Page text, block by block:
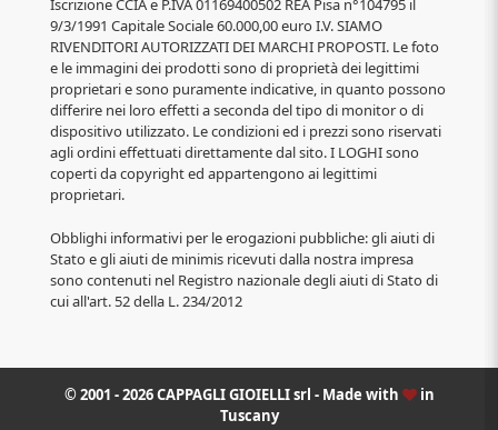
Iscrizione CCIA e P.IVA 01169400502 REA Pisa n°104795 il
9/3/1991 Capitale Sociale 60.000,00 euro I.V. SIAMO
RIVENDITORI AUTORIZZATI DEI MARCHI PROPOSTI. Le foto
e le immagini dei prodotti sono di proprietà dei legittimi
proprietari e sono puramente indicative, in quanto possono
differire nei loro effetti a seconda del tipo di monitor o di
dispositivo utilizzato. Le condizioni ed i prezzi sono riservati
agli ordini effettuati direttamente dal sito. I LOGHI sono
coperti da copyright ed appartengono ai legittimi
proprietari.
Obblighi informativi per le erogazioni pubbliche: gli aiuti di
Stato e gli aiuti de minimis ricevuti dalla nostra impresa
sono contenuti nel Registro nazionale degli aiuti di Stato di
cui all'art. 52 della L. 234/2012
© 2001 - 2026 CAPPAGLI GIOIELLI srl - Made with
in
Tuscany